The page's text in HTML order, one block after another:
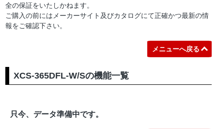
全の保証をいたしかねます。
ご購入の前にはメーカーサイト及びカタログにて正確かつ最新の情
報をご確認下さい。
メニューへ戻る
XCS-365DFL-W/Sの機能一覧
只今、データ準備中です。